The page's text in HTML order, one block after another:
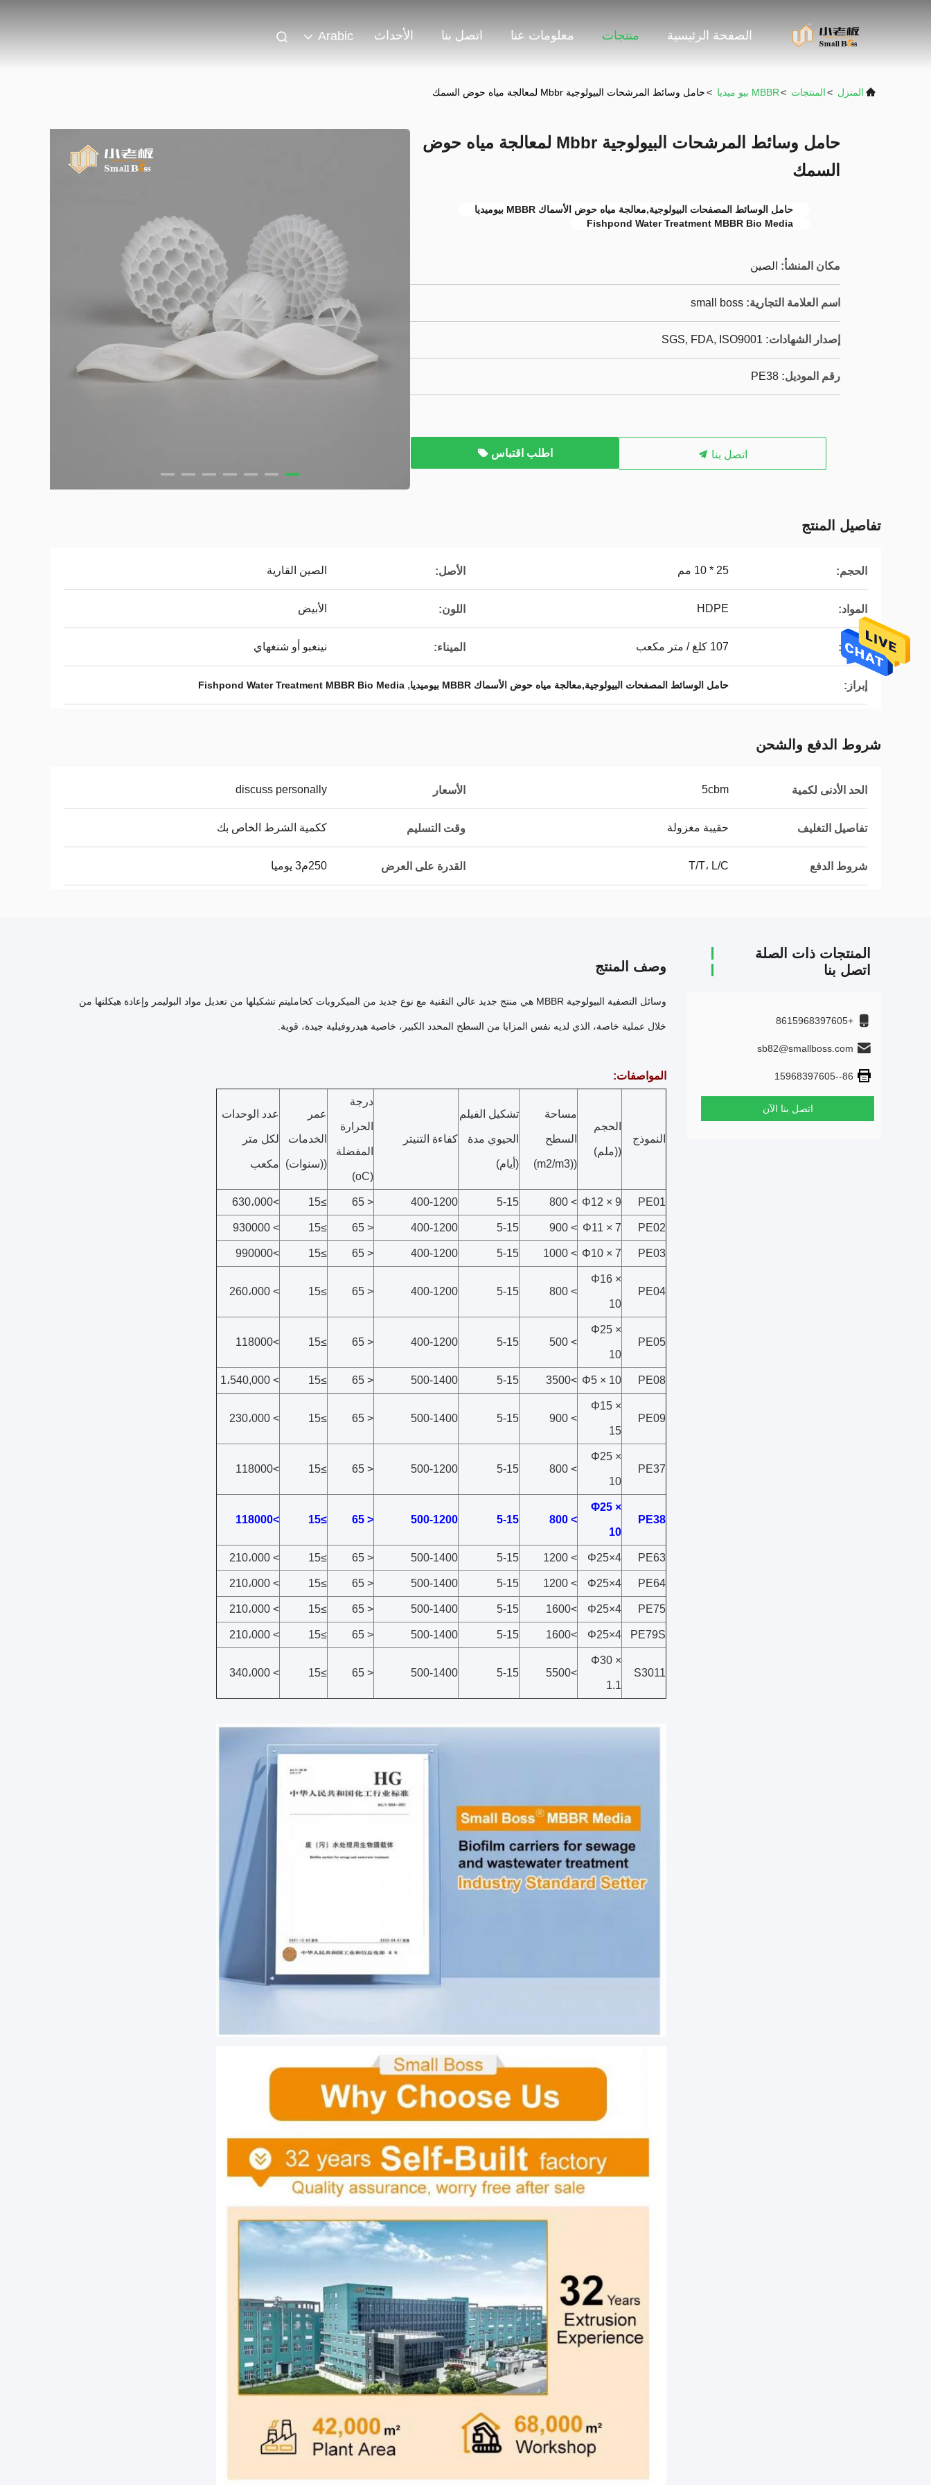
الصفحة الرئيسية منتجات معلومات عنا اتصل بنا الأحداث Arabic
المنزل >المنتجات >MBBR بيو ميديا >حامل وسائط المرشحات البيولوجية Mbbr لمعالجة مياه حوض السمك
حامل وسائط المرشحات البيولوجية Mbbr لمعالجة مياه حوض
السمك
حامل الوسائط المصفحات البيولوجية,معالجة مياه حوض الأسماك MBBR بيوميديا
Fishpond Water Treatment MBBR Bio Media
مكان المنشأ: الصين
اسم العلامة التجارية: small boss
إصدار الشهادات: SGS, FDA, ISO9001
رقم الموديل: PE38
اتصل بنا اطلب اقتباس
تفاصيل المنتج
الحجم: 25 * 10 مم الأصل: الصين القارية
المواد: HDPE اللون: الأبيض
الوزن: 107 كلغ / متر مكعب الميناء: نينغبو أو شنغهاي
إبراز: حامل الوسائط المصفحات البيولوجية,معالجة مياه حوض الأسماك MBBR بيوميديا ,
Fishpond Water Treatment MBBR Bio Media
شروط الدفع والشحن
الحد الأدنى لكمية 5cbm الأسعار discuss personally
تفاصيل التغليف حقيبة مغزولة وقت التسليم ككمية الشرط الخاص بك
شروط الدفع T/T، L/C القدرة على العرض 250م3 يوميا
المنتجات ذات الصلة
اتصل بنا
+8615968397605
sb82@smallboss.com
86--15968397605
اتصل بنا الآن
وصف المنتج
وسائل التصفية البيولوجية MBBR هي منتج جديد عالي التقنية مع نوع جديد من الميكروبات كحامليتم تشكيلها من تعديل مواد البوليمر وإعادة هيكلتها من
خلال عملية خاصة، الذي لديه نفس المزايا من السطح المحدد الكبير، خاصية هيدروفيلية جيدة، قوية.
المواصفات:
النموذج
الحجم
((ملم)
مساحة
السطح
((m2/m3)
تشكيل الفيلم
الحيوي مدة
(أيام)
كفاءة التنيتر
درجة
الحرارة
المفضلة
(oC)
عمر
الخدمات
((سنوات)
عدد الوحدات
لكل متر
مكعب
PE01
Φ12 × 9
> 800
5-15
400-1200
< 65
≥15 >630،000
PE02
Φ11 × 7
> 900
5-15
400-1200
< 65
≥15
> 930000
PE03
Φ10 × 7
> 1000
5-15
400-1200
< 65
≥15
>990000
PE04
Φ16 ×
10
> 800
5-15
400-1200
< 65
≥15 > 260،000
PE05
Φ25 ×
10
> 500
5-15
400-1200
< 65
≥15
>118000
PE08
Φ5 × 10
>3500
5-15
500-1400
< 65
≥15 > 1،540,000
PE09
Φ15 ×
15
> 900
5-15
500-1400
< 65
≥15 > 230،000
PE37
Φ25 ×
10
> 800
5-15
500-1200
< 65
≥15
>118000
PE38
Φ25 ×
10
> 800
5-15
500-1200
< 65
≥15
>118000
PE63
Φ25×4
> 1200
5-15
500-1400
< 65
≥15 > 210،000
PE64
Φ25×4
> 1200
5-15
500-1400
< 65
≥15 > 210،000
PE75
Φ25×4
>1600
5-15
500-1400
< 65
≥15 > 210،000
PE79S
Φ25×4
>1600
5-15
500-1400
< 65
≥15 > 210،000
S3011
Φ30 ×
1.1
>5500
5-15
500-1400
< 65
≥15 > 340،000